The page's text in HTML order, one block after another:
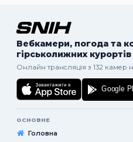
Вебкамери, погода та
гірськолижних курортів
Онлайн трансляція з 132 камер
ОСНОВНЕ
Головна